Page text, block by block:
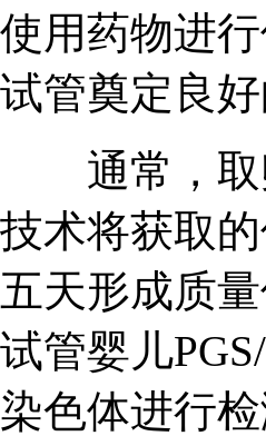
使用药物进
试管奠定良好
通常，取
技术将获取
五天形成质
试管婴儿
染色体进行